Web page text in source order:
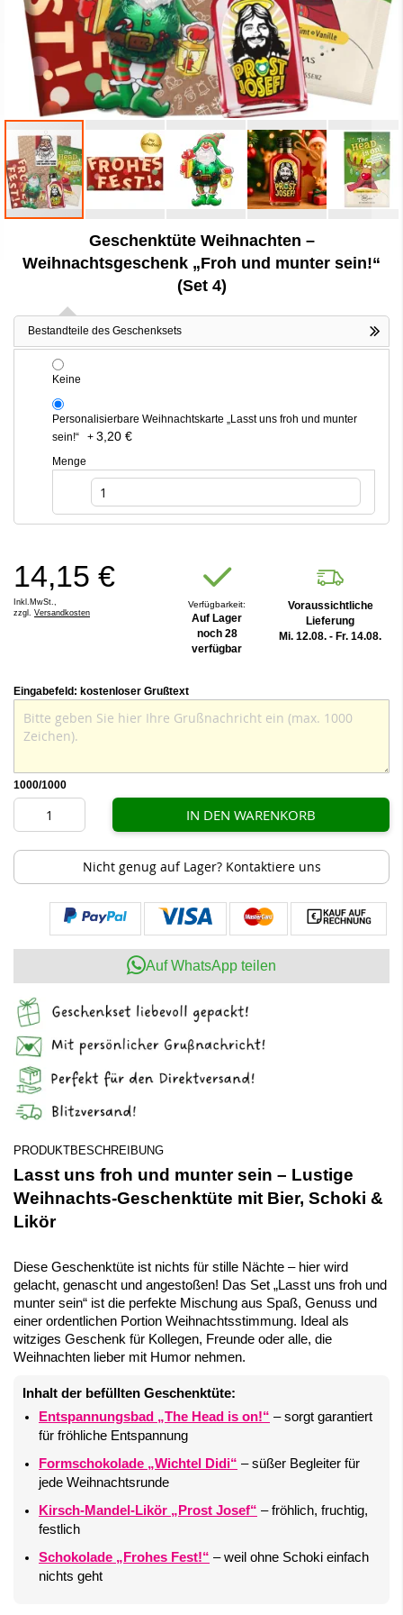
Geschenktüte Weihnachten –
Weihnachtsgeschenk „Froh und munter sein!“
(Set 4)
Bestandteile des Geschenksets
Keine
Personalisierbare Weihnachtskarte „Lasst uns froh und munter
sein!“
+ 3,20 €
Menge
14,15 €
Inkl.MwSt.,
zzgl. Versandkosten
Verfügbarkeit:
Auf Lager
noch 28
verfügbar
Voraussichtliche
Lieferung
Mi. 12.08. - Fr. 14.08.
Eingabefeld: kostenloser Grußtext
1000/1000
IN DEN WARENKORB
Nicht genug auf Lager? Kontaktiere uns
Auf WhatsApp teilen
PRODUKTBESCHREIBUNG
Lasst uns froh und munter sein – Lustige
Weihnachts-Geschenktüte mit Bier, Schoki &
Likör
Diese Geschenktüte ist nichts für stille Nächte – hier wird
gelacht, genascht und angestoßen! Das Set „Lasst uns froh und
munter sein“ ist die perfekte Mischung aus Spaß, Genuss und
einer ordentlichen Portion Weihnachtsstimmung. Ideal als
witziges Geschenk für Kollegen, Freunde oder alle, die
Weihnachten lieber mit Humor nehmen.
Inhalt der befüllten Geschenktüte:
Entspannungsbad „The Head is on!“ – sorgt garantiert
für fröhliche Entspannung
Formschokolade „Wichtel Didi“ – süßer Begleiter für
jede Weihnachtsrunde
Kirsch-Mandel-Likör „Prost Josef“ – fröhlich, fruchtig,
festlich
Schokolade „Frohes Fest!“ – weil ohne Schoki einfach
nichts geht